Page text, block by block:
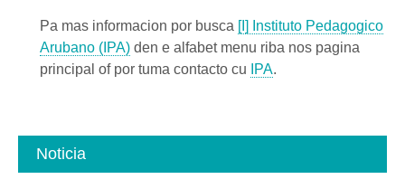
Pa mas informacion por busca [I] Instituto Pedagogico
Arubano (IPA) den e alfabet menu riba nos pagina
principal of por tuma contacto cu
IPA.
Noticia